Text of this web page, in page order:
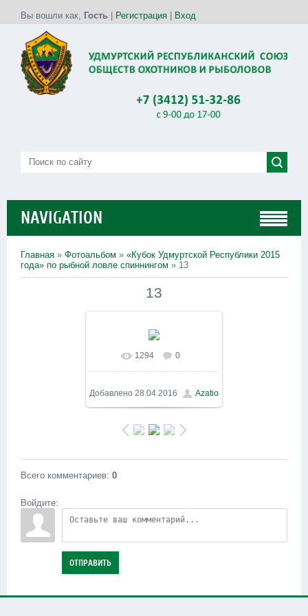
Вы вошли как, Гость Регистрация Вход
NAVIGATION
Главная » Фотоальбом » «Кубок Удмуртской Республики 2015
года» по рыбной ловле спиннингом » 13
13
В реальном размере
800x600/ 143.1Kb
1294 0
Добавлено 28.04.2016 Azatio
Всего комментариев: 0
Войдите:
ОТПРАВИТЬ